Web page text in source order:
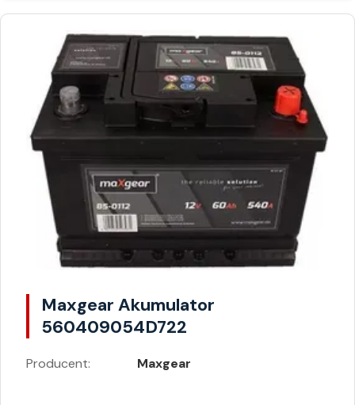
Maxgear Akumulator
560409054D722
Producent: Maxgear